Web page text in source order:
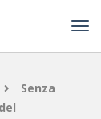
Senza